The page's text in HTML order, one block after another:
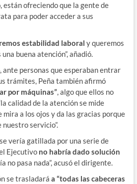
están ofreciendo que la gente de
para poder acceder a sus
estabilidad laboral y queremos
buena atención”, añadió.
personas que esperaban entrar
trámites, Peña también afirmó
por máquinas”, algo que ellos no
calidad de la atención se mide
a los ojos y da las gracias porque
servicio”.
vería gatillada por una serie de
Ejecutivo no habría dado solución
no pasa nada”, acusó el dirigente.
se trasladará a “todas las cabeceras